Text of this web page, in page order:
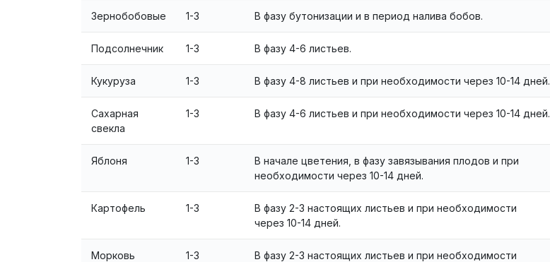
Зернобобовые 1-3 В фазу бутонизации и в период налива бобов.
Подсолнечник 1-3 В фазу 4-6 листьев.
Кукуруза 1-3 В фазу 4-8 листьев и при необходимости через 10-14 дней.
Сахарная
свекла
1-3 В фазу 4-6 листьев и при необходимости через 10-14 дней.
Яблоня 1-3
В начале цветения, в фазу завязывания плодов и при
необходимости через 10-14 дней.
Картофель 1-3
В фазу 2-3 настоящих листьев и при необходимости
через 10-14 дней.
Морковь 1-3
В фазу 2-3 настоящих листьев и при необходимости